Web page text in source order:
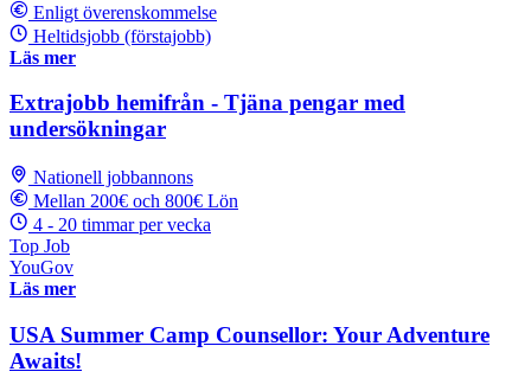
Enligt överenskommelse
Heltidsjobb (förstajobb)
Läs mer
Extrajobb hemifrån - Tjäna pengar med
undersökningar
Nationell jobbannons
Mellan 200€ och 800€ Lön
4 - 20 timmar per vecka
Top Job
YouGov
Läs mer
USA Summer Camp Counsellor: Your Adventure
Awaits!